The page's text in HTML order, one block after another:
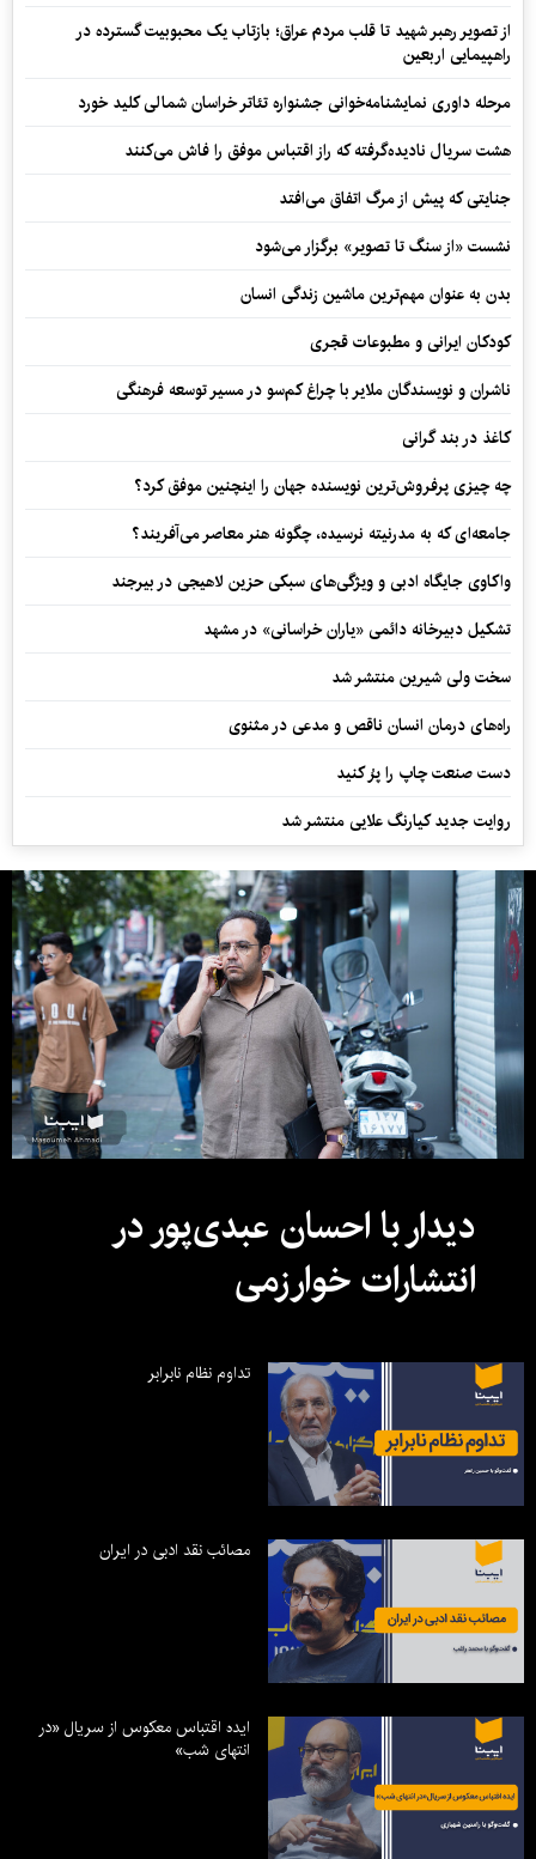
از تصویر رهبر شهید تا قلب مردم عراق؛ بازتاب یک محبوبیت گسترده در
راهپیمایی اربعین
مرحله داوری نمایشنامه‌خوانی جشنواره تئاتر خراسان شمالی کلید خورد
هشت سریال نادیده‌گرفته که راز اقتباس موفق را فاش می‌کنند
جنایتی که پیش از مرگ اتفاق می‌افتد
نشست «از سنگ تا تصویر» برگزار می‌شود
بدن به عنوان مهم‌ترین ماشین زندگی انسان
کودکان ایرانی و مطبوعات قجری
ناشران و نویسندگان ملایر با چراغ کم‌سو در مسیر توسعه فرهنگی
کاغذ در بند گرانی
چه چیزی پرفروش‌ترین نویسنده جهان را اینچنین موفق کرد؟
جامعه‌ای که به مدرنیته نرسیده، چگونه هنر معاصر می‌آفریند؟
واکاوی جایگاه ادبی و ویژگی‌های سبکی حزین لاهیجی در بیرجند
تشکیل دبیرخانه دائمی «یاران خراسانی» در مشهد
سخت ولی شیرین منتشر شد
راه‌های درمان انسان ناقص و مدعی در مثنوی
دست صنعت چاپ را پرُ کنید
روایت جدید کیارنگ علایی منتشر شد
دیدار با احسان عبدی‌پور در
انتشارات خوارزمی
تداوم نظام نابرابر
مصائب نقد ادبی در ایران
ایده اقتباس معکوس از سریال «در
انتهای شب»